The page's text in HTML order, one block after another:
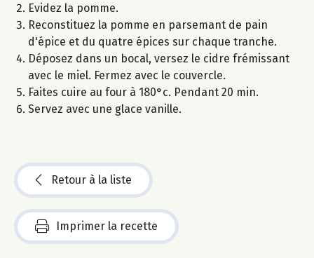
Evidez la pomme.
Reconstituez la pomme en parsemant de pain
d'épice et du quatre épices sur chaque tranche.
Déposez dans un bocal, versez le cidre frémissant
avec le miel. Fermez avec le couvercle.
Faites cuire au four à 180°c. Pendant 20 min.
Servez avec une glace vanille.
Retour à la liste
Imprimer la recette